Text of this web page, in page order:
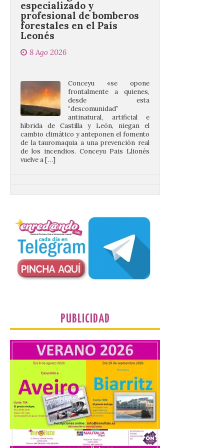
Leonés
8 Ago 2026
“descomunidad”
antinatural, artificial e
híbrida de Castilla y León, niegan el
cambio climático y anteponen el fomento
de la tauromaquia a una prevención real
de los incendios. Conceyu Pais Llionés
vuelve a […]
público y evitar el
8 Ago 2026
El TUS cuenta con líneas
que llegan a la zona en
puntos como el faro de
especial de lanzaderas desde el PCTCAN
a Ciriego. El Ayuntamiento de […]
Turismo de Extremadura
impulsa nuevas
iniciativas relacionadas
con el trío de eclipses para
afianzar a Extremadura
como referente en
astroturismo
8 Ago 2026
PUBLICIDAD